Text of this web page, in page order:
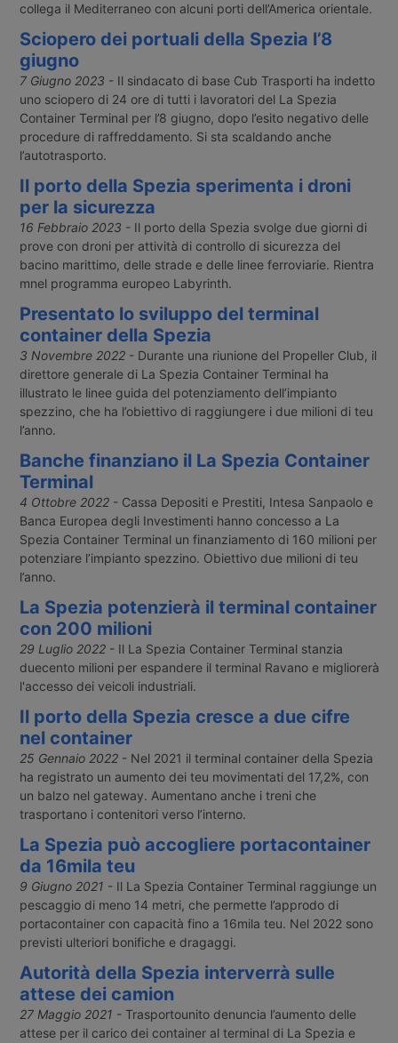
collega il Mediterraneo con alcuni porti dell’America orientale.
Sciopero dei portuali della Spezia l’8
giugno
7 Giugno 2023 - Il sindacato di base Cub Trasporti ha indetto
uno sciopero di 24 ore di tutti i lavoratori del La Spezia
Container Terminal per l’8 giugno, dopo l’esito negativo delle
procedure di raffreddamento. Si sta scaldando anche
l’autotrasporto.
Il porto della Spezia sperimenta i droni
per la sicurezza
16 Febbraio 2023 - Il porto della Spezia svolge due giorni di
prove con droni per attività di controllo di sicurezza del
bacino marittimo, delle strade e delle linee ferroviarie. Rientra
mnel programma europeo Labyrinth.
Presentato lo sviluppo del terminal
container della Spezia
3 Novembre 2022- Durante una riunione del Propeller Club, il
direttore generale di La Spezia Container Terminal ha
illustrato le linee guida del potenziamento dell’impianto
spezzino, che ha l’obiettivo di raggiungere i due milioni di teu
l’anno.
Banche finanziano il La Spezia Container
Terminal
4 Ottobre 2022- Cassa Depositi e Prestiti, Intesa Sanpaolo e
Banca Europea degli Investimenti hanno concesso a La
Spezia Container Terminal un finanziamento di 160 milioni per
potenziare l’impianto spezzino. Obiettivo due milioni di teu
l’anno.
La Spezia potenzierà il terminal container
con 200 milioni
29 Luglio 2022- Il La Spezia Container Terminal stanzia
duecento milioni per espandere il terminal Ravano e migliorerà
l'accesso dei veicoli industriali.
Il porto della Spezia cresce a due cifre
nel container
25 Gennaio 2022- Nel 2021 il terminal container della Spezia
ha registrato un aumento dei teu movimentati del 17,2%, con
un balzo nel gateway. Aumentano anche i treni che
trasportano i contenitori verso l’interno.
La Spezia può accogliere portacontainer
da 16mila teu
9 Giugno 2021 - Il La Spezia Container Terminal raggiunge un
pescaggio di meno 14 metri, che permette l’approdo di
portacontainer con capacità fino a 16mila teu. Nel 2022 sono
previsti ulteriori bonifiche e dragaggi.
Autorità della Spezia interverrà sulle
attese dei camion
27 Maggio 2021 - Trasportounito denuncia l’aumento delle
attese per il carico dei container al terminal di La Spezia e